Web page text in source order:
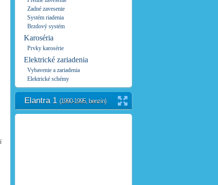
Zadné zavesenie
Systém riadenia
Brzdový systém
Karoséria
Prvky karosérie
Elektrické zariadenia
Vybavenie a zariadenia
Elektrické schémy
Elantra 1 (1990-1995, benzín)